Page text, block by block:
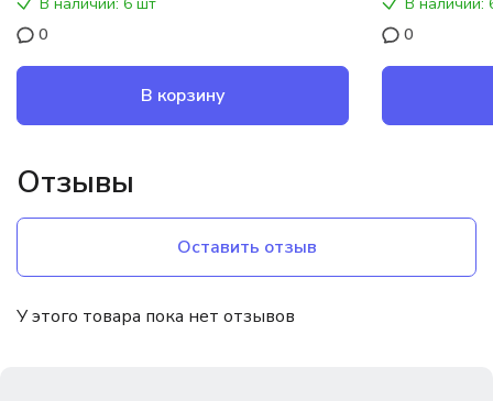
0
В корзину
0
Отзывы
Оставить отзыв
У этого товара пока нет отзывов